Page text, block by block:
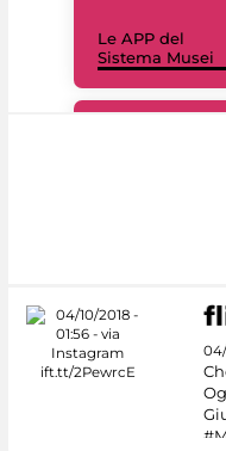
Le APP del
Sistema Musei